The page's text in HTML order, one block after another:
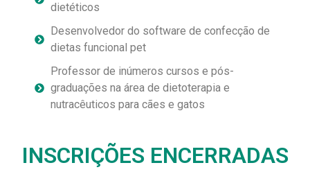
dietéticos
Desenvolvedor do software de confecção de
dietas funcional pet
Professor de inúmeros cursos e pós-
graduações na área de dietoterapia e
nutracêuticos para cães e gatos
INSCRIÇÕES ENCERRADAS